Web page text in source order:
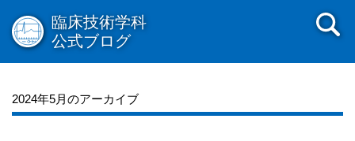
臨床技術学科
公式ブログ
2024年5月のアーカイブ
2012年12月2012年11月
2012年08月
2012年07月
2011年08月
2011年07月